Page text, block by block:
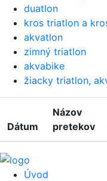
duatlon
kros triatlon a
akvatlon
zimný triatlon
akvabike
žiacky triatlon,
Dátum
Názov
pretekov
Úvod